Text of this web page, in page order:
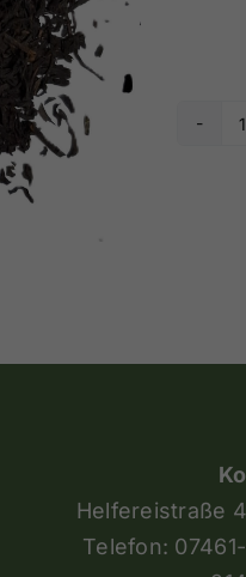
Helfereistraße
Telefon: 07461-